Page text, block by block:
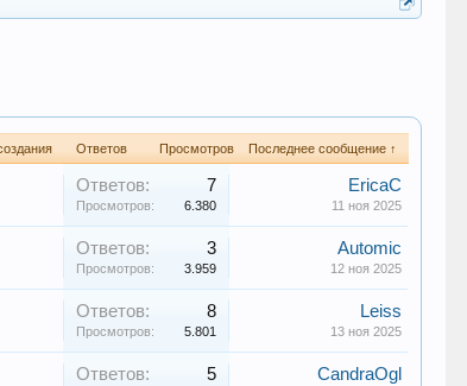
Ответов Просмотров Последнее сообщение ↑
Ответов: 7
Просмотров: 6.380
EricaC
11 ноя 2025
Ответов: 3
Просмотров: 3.959
Automic
12 ноя 2025
Ответов: 8
Просмотров: 5.801
Leiss
13 ноя 2025
Ответов: 5 CandraOgl